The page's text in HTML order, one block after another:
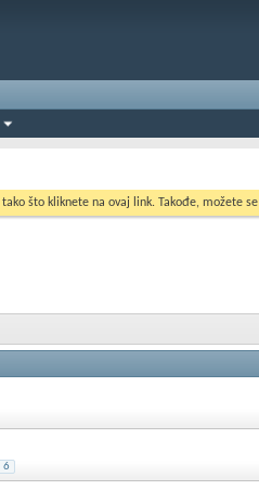
tako što kliknete na ovaj link. Takođe, možete se
6